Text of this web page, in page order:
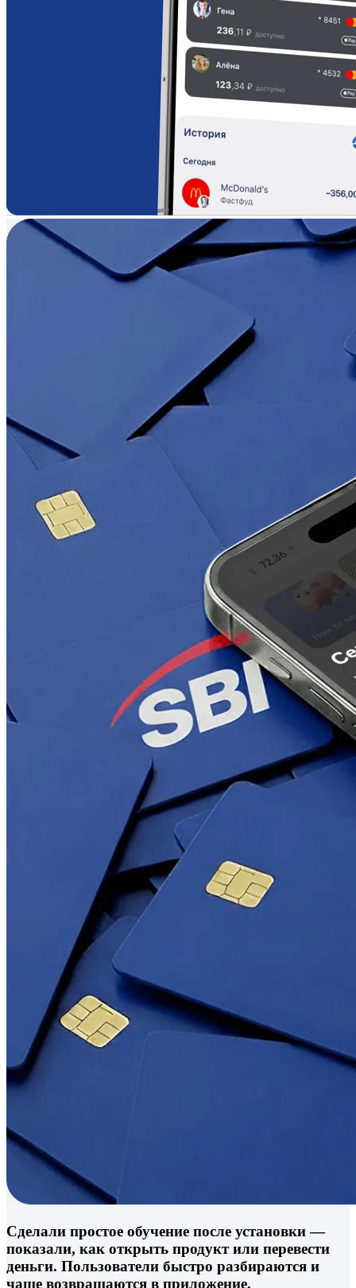
Сделали простое обучение после установки —
показали, как открыть продукт или перевести
деньги. Пользователи быстро разбираются и
чаще возвращаются в приложение.